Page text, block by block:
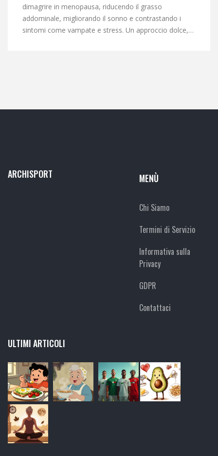
dimagrire in menopausa, riducendo il grasso
addominale, migliorando il sonno e contrastando i
sintomi come vampate e stress. Un approccio dolce,
ARCHISPORT MENÙ
Chi Siamo
Termini di Servizio
Informativa sulla
Privacy
GDPR
Contattaci
ULTIMI ARTICOLI